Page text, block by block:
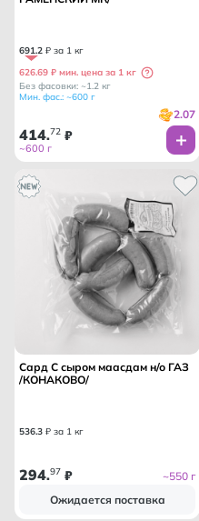
691.2 ₽ за 1 кг
626.69 ₽ мин. цена за 1 кг
Без фасовки: ~1.2 кг
Мин. фас.: ~600 г
2.07
414.72 ₽
~600 г
Сард С сыром маасдам н/о ГАЗ
/КОНАКОВО/
536.3 ₽ за 1 кг
294.97 ₽
~550 г
Ожидается поставка